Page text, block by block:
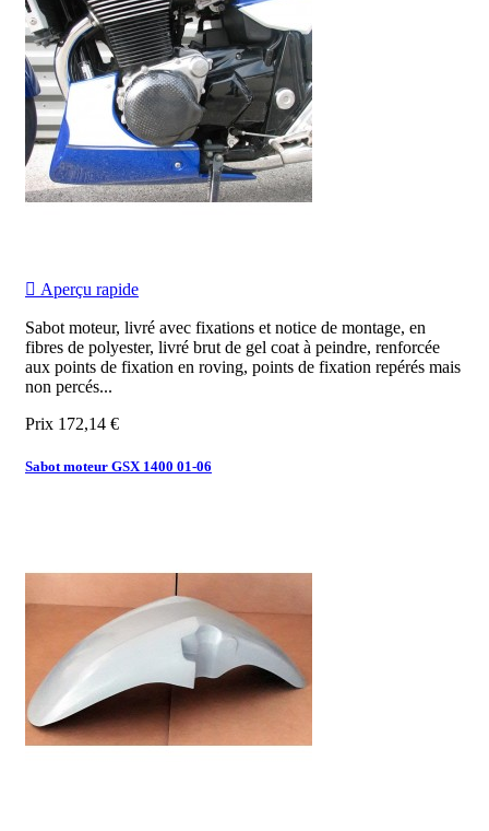
 Aperçu rapide
Sabot moteur, livré avec fixations et notice de montage, en
fibres de polyester, livré brut de gel coat à peindre, renforcée
aux points de fixation en roving, points de fixation repérés mais
non percés...
Prix 172,14 €
Sabot moteur GSX 1400 01-06